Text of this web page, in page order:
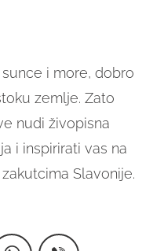
i more, dobro
zemlje. Zato
nudi živopisna
i inspirirati vas na
Slavonije.